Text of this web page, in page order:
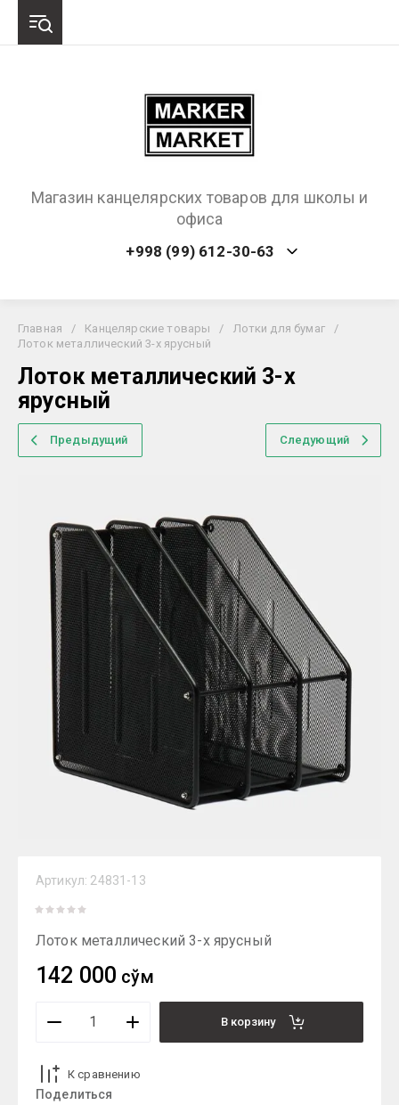
Магазин канцелярских товаров для школы и
офиса
+998 (99) 612-30-63
Главная / Канцелярские товары / Лотки для бумаг
/
Лоток металлический 3-х ярусный
Лоток металлический 3-х
ярусный
Предыдущий Следующий
Артикул: 24831-13
Лоток металлический 3-х ярусный
142 000 сўм
В корзину
К сравнению
Поделиться